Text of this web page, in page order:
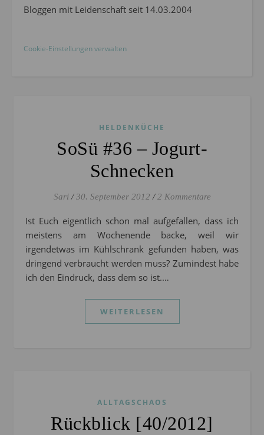
Bloggen mit Leidenschaft seit 14.03.2004
Cookie-Einstellungen verwalten
HELDENKÜCHE
SoSü #36 – Jogurt-
Schnecken
Sari / 30. September 2012 / 2 Kommentare
Ist Euch eigentlich schon mal aufgefallen, dass ich
meistens am Wochenende backe, weil wir
irgendetwas im Kühlschrank gefunden haben, was
dringend verbraucht werden muss? Zumindest habe
ich den Eindruck, dass dem so ist.…
WEITERLESEN
ALLTAGSCHAOS
Rückblick [40/2012]